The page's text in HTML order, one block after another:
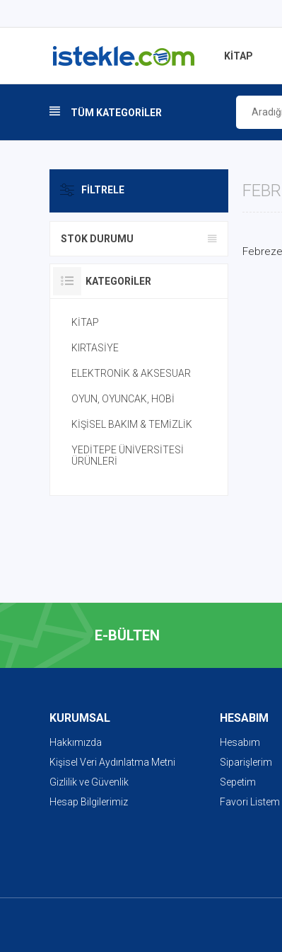
KİTAP
TÜM KATEGORİLER
FILTRELE
STOK DURUMU
KATEGORILER
KİTAP
KIRTASİYE
ELEKTRONİK & AKSESUAR
OYUN, OYUNCAK, HOBİ
KİŞİSEL BAKIM & TEMİZLİK
YEDİTEPE ÜNİVERSİTESİ
ÜRÜNLERİ
E-BÜLTEN
KURUMSAL
Hakkımızda
Kişisel Veri Aydınlatma Metni
Gizlilik ve Güvenlik
Hesap Bilgilerimiz
HESABIM
Hesabım
Siparişlerim
Sepetim
Favori Listem